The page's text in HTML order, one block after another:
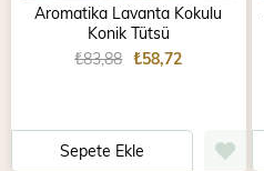
Aromatika Lavanta Kokulu
Konik Tütsü
₺58,72
₺83,88
Sepete Ekle